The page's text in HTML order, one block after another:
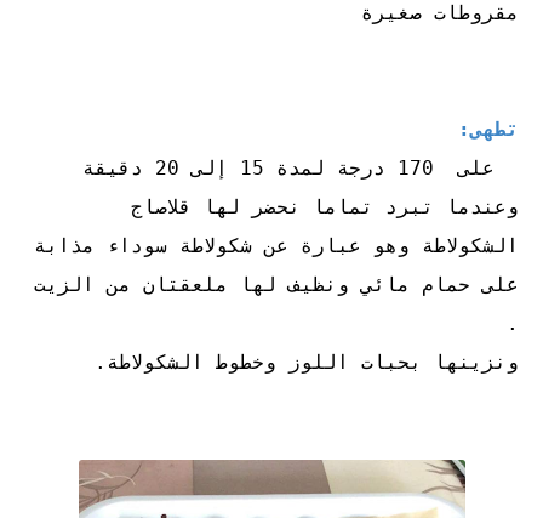
مقروطات صغيرة
تطهى:
على 170 درجة لمدة 15 إلى 20 دقيقة
وعندما تبرد تماما نحضر لها قلاصاج
الشكولاطة وهو عبارة عن شكولاطة سوداء مذابة
على حمام مائي ونظيف لها ملعقتان من الزيت
.
ونزينها بحبات اللوز وخطوط الشكولاطة.